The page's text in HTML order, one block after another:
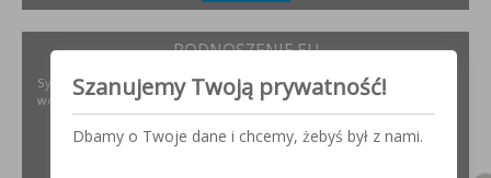
PODNOSZENIE.EU
Systemy transportu bliskiego, żurawie, żurawików, suwnice,
wciągników oraz wiele innych.
Szanujemy Twoją prywatność!
Dbamy o Twoje dane i chcemy, żebyś był z nami.